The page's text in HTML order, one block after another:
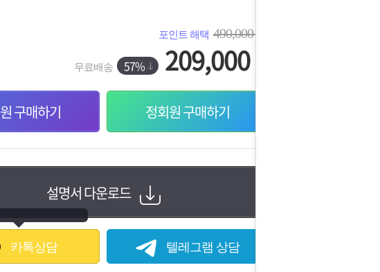
포인트 해택 490,000
무료배송 57% 209,000
구매하기 정회원 구매하기
설명서 다운로드
카톡상담 텔레그램 상담